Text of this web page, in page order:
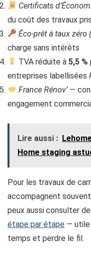
Certificats
du coût des travaux
Éco-prêt à taux zéro
charge sans intérêts
TVA réduite à5,5 %
entreprises labellisées
France Rénov’—
engagement
Lire aussi :
Home staging
Pour les travaux de
accompagnent
peux aussi consulter
étape par étape — utile
temps et perdre le fil.